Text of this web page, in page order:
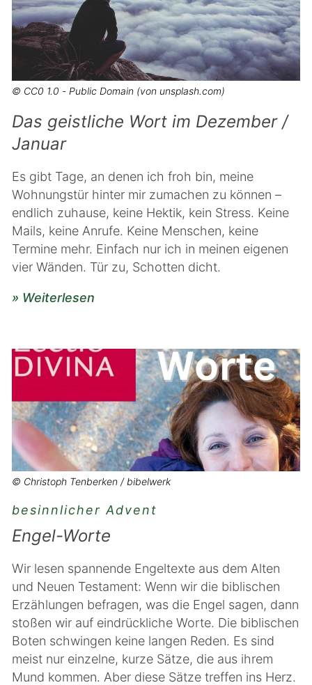
© CC0 1.0 - Public Domain (von unsplash.com)
Das geistliche Wort im Dezember /
Januar
Es gibt Tage, an denen ich froh bin, meine
Wohnungstür hinter mir zumachen zu können –
endlich zuhause, keine Hektik, kein Stress. Keine
Mails, keine Anrufe. Keine Menschen, keine
Termine mehr. Einfach nur ich in meinen eigenen
vier Wänden. Tür zu, Schotten dicht.
» Weiterlesen
© Christoph Tenberken / bibelwerk
besinnlicher Advent
Engel-Worte
Wir lesen spannende Engeltexte aus dem Alten
und Neuen Testament: Wenn wir die biblischen
Erzählungen befragen, was die Engel sagen, dann
stoßen wir auf eindrückliche Worte. Die biblischen
Boten schwingen keine langen Reden. Es sind
meist nur einzelne, kurze Sätze, die aus ihrem
Mund kommen. Aber diese Sätze treffen ins Herz.